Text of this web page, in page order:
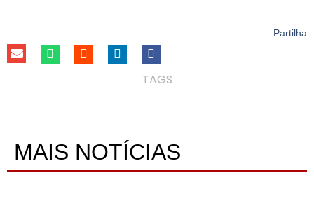
Partilha
TAGS
MAIS NOTÍCIAS